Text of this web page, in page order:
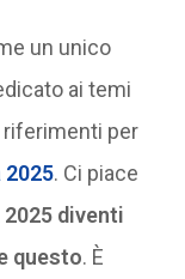
un unico
ai temi
riferimenti per
. Ci piace
diventi
questo. È